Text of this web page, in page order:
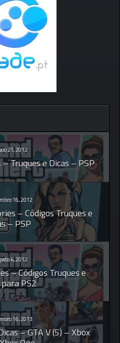
21, 2012
Truques e Dicas – PSP
16, 2012
– Códigos Truques e
– PSP
4, 2012
– Códigos Truques e
PS2
16, 2013
– GTA V (5) – Xbox